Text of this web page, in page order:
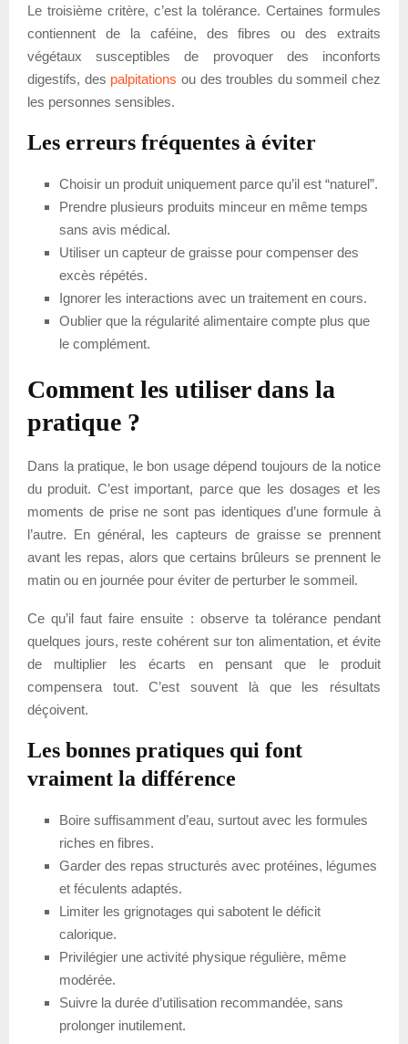
Le troisième critère, c’est la tolérance. Certaines formules
contiennent de la caféine, des fibres ou des extraits
végétaux susceptibles de provoquer des inconforts
digestifs, des palpitations ou des troubles du sommeil chez
les personnes sensibles.
Les erreurs fréquentes à éviter
Choisir un produit uniquement parce qu’il est “naturel”.
Prendre plusieurs produits minceur en même temps
sans avis médical.
Utiliser un capteur de graisse pour compenser des
excès répétés.
Ignorer les interactions avec un traitement en cours.
Oublier que la régularité alimentaire compte plus que
le complément.
Comment les utiliser dans la
pratique ?
Dans la pratique, le bon usage dépend toujours de la notice
du produit. C’est important, parce que les dosages et les
moments de prise ne sont pas identiques d’une formule à
l’autre. En général, les capteurs de graisse se prennent
avant les repas, alors que certains brûleurs se prennent le
matin ou en journée pour éviter de perturber le sommeil.
Ce qu’il faut faire ensuite : observe ta tolérance pendant
quelques jours, reste cohérent sur ton alimentation, et évite
de multiplier les écarts en pensant que le produit
compensera tout. C’est souvent là que les résultats
déçoivent.
Les bonnes pratiques qui font
vraiment la différence
Boire suffisamment d’eau, surtout avec les formules
riches en fibres.
Garder des repas structurés avec protéines, légumes
et féculents adaptés.
Limiter les grignotages qui sabotent le déficit
calorique.
Privilégier une activité physique régulière, même
modérée.
Suivre la durée d’utilisation recommandée, sans
prolonger inutilement.